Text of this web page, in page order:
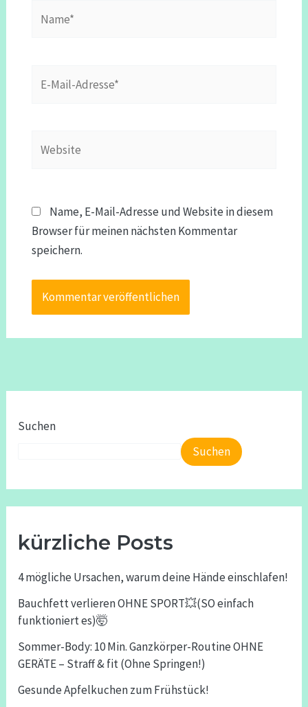
Mail-
Name, E-Mail-Adresse und Website in diesem
Browser für meinen nächsten Kommentar
speichern.
Suchen
Suchen
kürzliche Posts
4 mögliche Ursachen, warum deine Hände einschlafen!
Bauchfett verlieren OHNE SPORT💥(SO einfach
funktioniert es)🤯
Sommer-Body: 10 Min. Ganzkörper-Routine OHNE
GERÄTE – Straff & fit (Ohne Springen!)
Gesunde Apfelkuchen zum Frühstück!